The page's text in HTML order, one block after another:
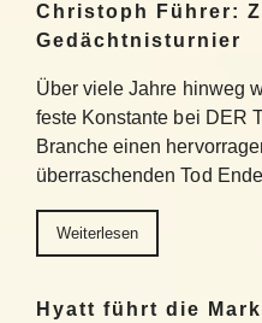
Christoph Führer:
Gedächtnisturnier
Über viele Jahre hinweg
feste Konstante bei DER
Branche einen
überraschenden Tod
Weiterlesen
Hyatt führt die